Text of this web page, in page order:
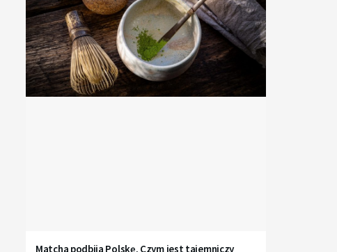
Matcha podbija Polskę. Czym jest tajemniczy